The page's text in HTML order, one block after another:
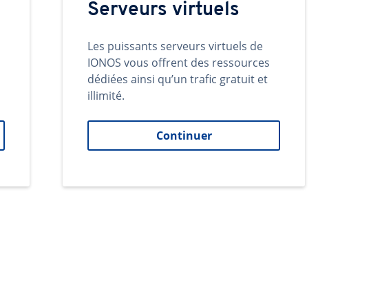
Serveurs virtuels
Les puissants serveurs virtuels de
IONOS vous offrent des ressources
dédiées ainsi qu’un trafic gratuit et
illimité.
Continuer